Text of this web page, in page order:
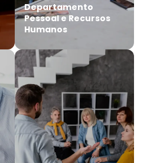
Departamento
Pessoal e Recursos
Humanos